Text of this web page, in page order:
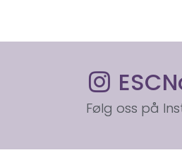
Følg oss på